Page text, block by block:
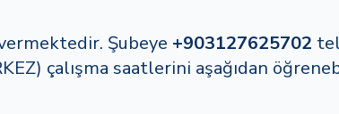
Şubeye +903127625702
çalışma saatlerini aşağıdan